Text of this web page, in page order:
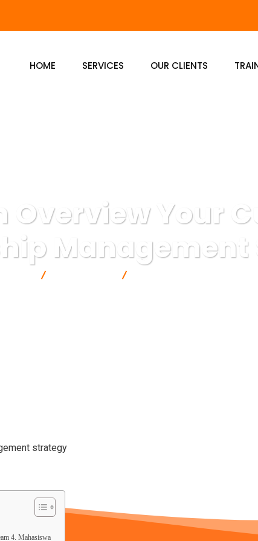
HOME SERVICES OUR CLIENTS
Overview Your
4. Mahasiswa